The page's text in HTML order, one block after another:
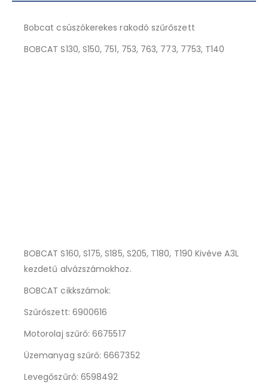
Bobcat csúszókerekes rakodó szűrőszett
BOBCAT S130, S150, 751, 753, 763, 773, 7753, T140
BOBCAT S160, S175, S185, S205, T180, T190 Kivéve A3L
kezdetű alvázszámokhoz.
BOBCAT cikkszámok:
Szűrőszett: 6900616
Motorolaj szűrő: 6675517
Üzemanyag szűrő: 6667352
Levegőszűrő: 6598492